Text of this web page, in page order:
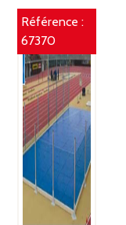
Référence :
67370